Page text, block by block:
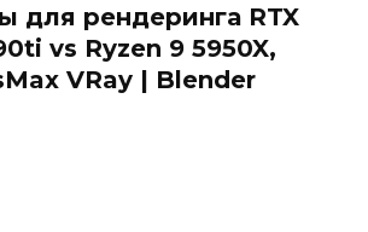
для рендеринга RTX
vs Ryzen 9 5950X,
VRay | Blender